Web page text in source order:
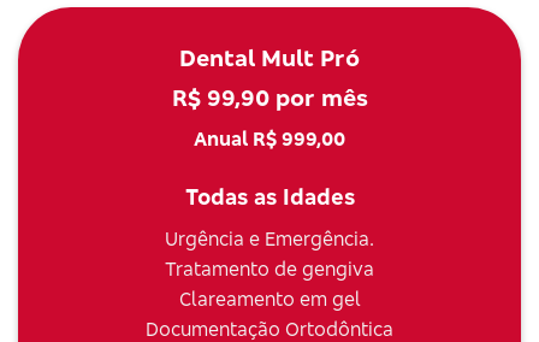
Dental Mult Pró
R$ 99,90 por mês
Anual R$ 999,00
Todas as Idades
Urgência e Emergência.
Tratamento de gengiva
Clareamento em gel
Documentação Ortodôntica